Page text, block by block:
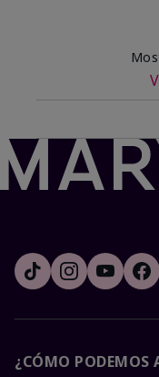
¿CÓMO PODEMOS